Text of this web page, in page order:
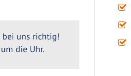
bei uns richtig!
die Uhr.